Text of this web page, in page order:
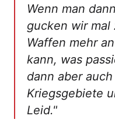
Wenn man
gucken wir mal
Waffen mehr
kann, was
dann aber
Kriegsgebiete
Leid."